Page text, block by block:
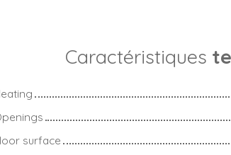
Caractéristiques
surface